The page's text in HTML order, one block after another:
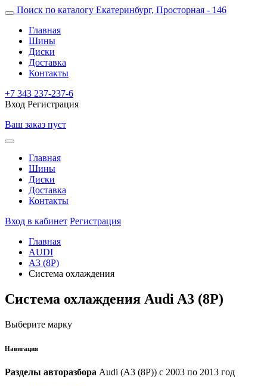
Поиск по каталогу Екатеринбург, Просторная - 146
Главная
Шины
Диски
Доставка
Контакты
+7 343 237-237-6
Вход Регистрация
Ваш заказ пуст
Главная
Шины
Диски
Доставка
Контакты
Вход в кабинет Регистрация
Главная
AUDI
A3 (8P)
Система охлаждения
Система охлаждения Audi A3 (8P)
Выберите марку
Навигация
Разделы авторазбора Audi (A3 (8P)) с 2003 по 2013 год